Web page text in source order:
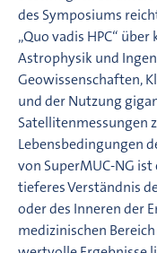
des Symposiums
„Quo vadis HPC“
Astrophysik und
Geowissenschaften,
und der Nutzung
Satellitenmessungen
Lebensbedingungen
von SuperMUC-NG
tieferes Verständnis
oder des Inneren der
medizinischen